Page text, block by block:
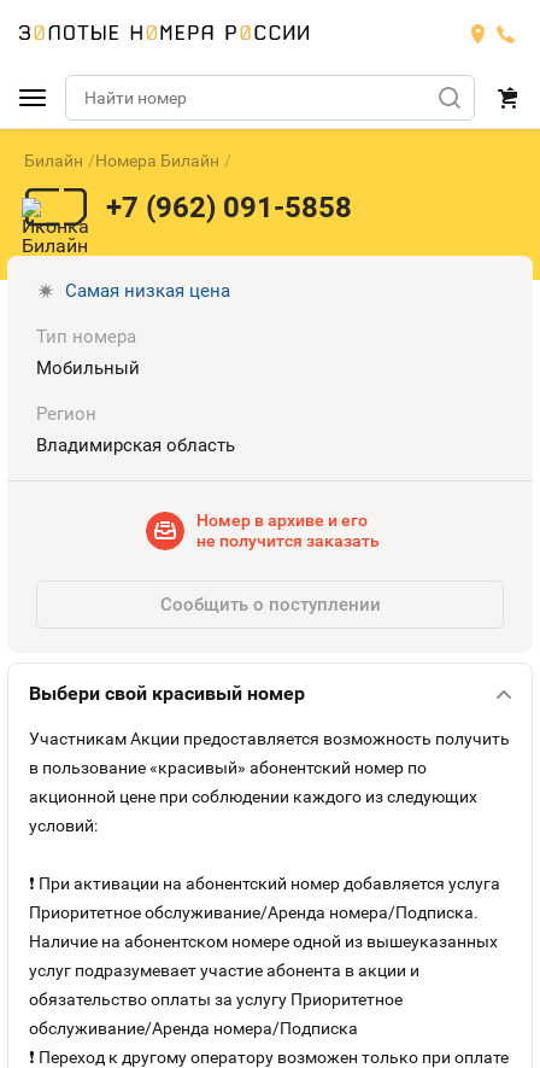
Подобрать номер
МТС
МТС
Тарифы
Номера
Билайн
БИЛАЙН
Номера
Мегафон
МЕГАФОН
Тарифы
Йота
Устройства
Билайн Номера Билайн
+7 (962) 091-5858
Самая низкая цена
Тип номера
Мобильный
Регион
Владимирская область
Номер в архиве и его
не получится заказать
Сообщить о поступлении
Выбери свой красивый номер
Участникам Акции предоставляется возможность получить
в пользование «красивый» абонентский номер по
акционной цене при соблюдении каждого из следующих
условий:
❗ При активации на абонентский номер добавляется услуга
Приоритетное обслуживание/Аренда номера/Подписка.
Наличие на абонентском номере одной из вышеуказанных
услуг подразумевает участие абонента в акции и
обязательство оплаты за услугу Приоритетное
обслуживание/Аренда номера/Подписка
❗ Переход к другому оператору возможен только при оплате